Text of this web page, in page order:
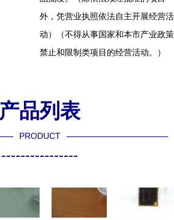
外，凭营业执照依法自主开展经营活
动）（不得从事国家和本市产业政策
禁止和限制类项目的经营活动。）
产品列表
PRODUCT
----------------